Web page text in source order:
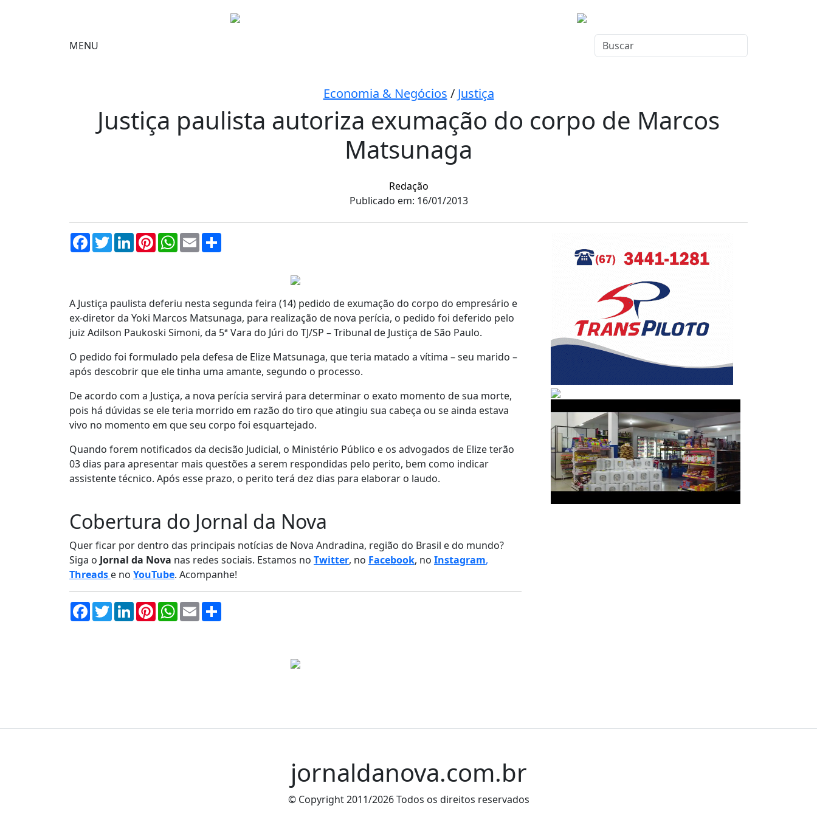
MENU
Economia & Negócios / Justiça
Justiça paulista autoriza exumação do corpo de Marcos
Matsunaga
Redação
Publicado em: 16/01/2013
Facebook
TwitterLinkedInPinterestWhatsApp
Email
A Justiça paulista deferiu nesta segunda feira (14) pedido de exumação do corpo do empresário e
ex-diretor da Yoki Marcos Matsunaga, para realização de nova perícia, o pedido foi deferido pelo
juiz Adilson Paukoski Simoni, da 5ª Vara do Júri do TJ/SP – Tribunal de Justiça de São Paulo.
O pedido foi formulado pela defesa de Elize Matsunaga, que teria matado a vítima – seu marido –
após descobrir que ele tinha uma amante, segundo o processo.
De acordo com a Justiça, a nova perícia servirá para determinar o exato momento de sua morte,
pois há dúvidas se ele teria morrido em razão do tiro que atingiu sua cabeça ou se ainda estava
vivo no momento em que seu corpo foi esquartejado.
Quando forem notificados da decisão Judicial, o Ministério Público e os advogados de Elize terão
03 dias para apresentar mais questões a serem respondidas pelo perito, bem como indicar
assistente técnico. Após esse prazo, o perito terá dez dias para elaborar o laudo.
Cobertura do Jornal da Nova
Quer ficar por dentro das principais notícias de Nova Andradina, região do Brasil e do mundo?
Siga o Jornal da Nova nas redes sociais. Estamos no Twitter, no Facebook, no Instagram,
Threads e no YouTube. Acompanhe!
Facebook
TwitterLinkedInPinterestWhatsApp
Email
jornaldanova.com.br
© Copyright 2011/2026 Todos os direitos reservados